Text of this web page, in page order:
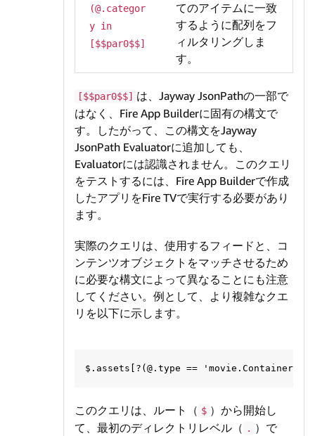
(@.categor
y in
[$$par0$$]
てのアイテムに一致
するように配列をフ
ィルタリングしま
す。
[$$par0$$] は、Jayway JsonPathの一部で
はなく、Fire App Builderに固有の構文で
す。したがって、この構文をJayway
JsonPath Evaluatorに追加しても、
Evaluatorには認識されません。このクエリ
をテストするには、Fire App Builderで作成
したアプリをFire TVで実行する必要があり
ます。
実際のクエリは、使用するフィードと、コ
ンテンツオブジェクトをマッチさせるため
に必要な構文によって異なることにも注意
してください。例として、より複雑なクエ
リを以下に示します。
このクエリは、ルート（ $ ）から開始し
て、最初のディレクトリレベル（ . ）で